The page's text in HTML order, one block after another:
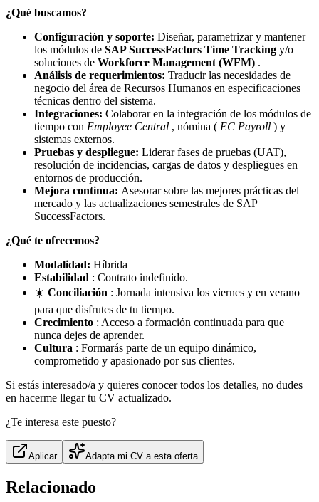
¿Qué buscamos?
Configuración y soporte: Diseñar, parametrizar y mantener
los módulos de SAP SuccessFactors Time Tracking y/o
soluciones de Workforce Management (WFM) .
Análisis de requerimientos: Traducir las necesidades de
negocio del área de Recursos Humanos en especificaciones
técnicas dentro del sistema.
Integraciones: Colaborar en la integración de los módulos de
tiempo con Employee Central , nómina ( EC Payroll ) y
sistemas externos.
Pruebas y despliegue: Liderar fases de pruebas (UAT),
resolución de incidencias, cargas de datos y despliegues en
entornos de producción.
Mejora continua: Asesorar sobre las mejores prácticas del
mercado y las actualizaciones semestrales de SAP
SuccessFactors.
¿Qué te ofrecemos?
Modalidad: Híbrida
Estabilidad : Contrato indefinido.
☀️ Conciliación : Jornada intensiva los viernes y en verano
para que disfrutes de tu tiempo.
Crecimiento : Acceso a formación continuada para que
nunca dejes de aprender.
Cultura : Formarás parte de un equipo dinámico,
comprometido y apasionado por sus clientes.
Si estás interesado/a y quieres conocer todos los detalles, no dudes
en hacerme llegar tu CV actualizado.
¿Te interesa este puesto?
Aplicar Adapta mi CV a esta oferta
Relacionado